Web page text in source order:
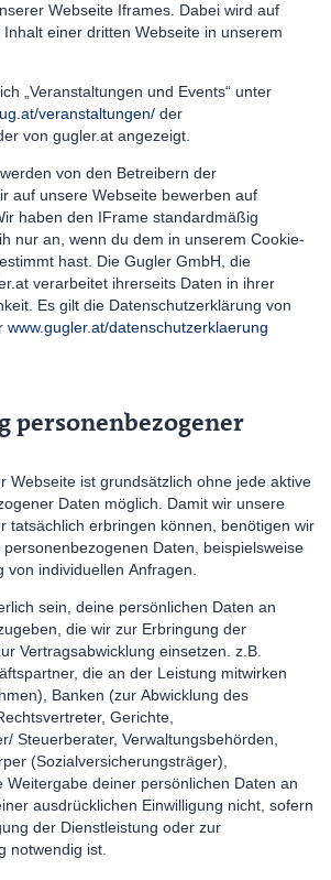
Webseite Iframes. Dabei wird auf
einer dritten Webseite in unserem
„Veranstaltungen und Events“ unter
veranstaltungen/ der
von gugler.at angezeigt.
von den Betreibern der
auf unsere Webseite bewerben auf
haben den IFrame standardmäßig
nur an, wenn du dem in unserem Cookie-
hast. Die Gugler GmbH, die
verarbeitet ihrerseits Daten in ihrer
Es gilt die Datenschutzerklärung von
www.gugler.at/datenschutzerklaerung
personenbezogener
Webseite ist grundsätzlich ohne jede aktive
Daten möglich. Damit wir unsere
tatsächlich erbringen können, benötigen wir
Daten, beispielsweise
von individuellen Anfragen.
sein, deine persönlichen Daten an
die wir zur Erbringung der
Vertragsabwicklung einsetzen. z.B.
die an der Leistung mitwirken
Banken (zur Abwicklung des
Gerichte,
Steuerberater, Verwaltungsbehörden,
(Sozialversicherungsträger),
Weitergabe deiner persönlichen Daten an
ausdrücklichen Einwilligung nicht, sofern
der Dienstleistung oder zur
notwendig ist.